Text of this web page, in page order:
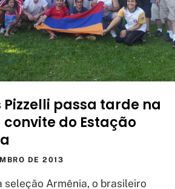
Pizzelli passa tarde na
convite do Estação
DE 2013
seleção Armênia, o brasileiro